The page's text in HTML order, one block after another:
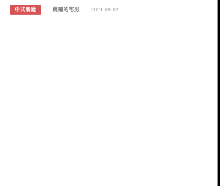
中式餐廳 跳躍的宅男 2021-09-02